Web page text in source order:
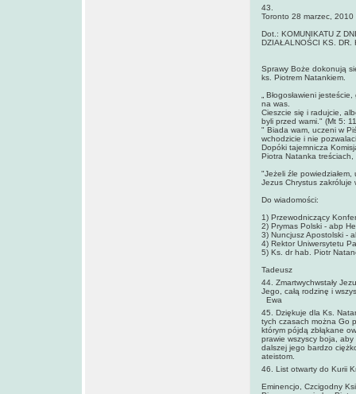
43.
Toronto 28 marzec, 2010
Dot.: KOMUNIKATU Z
DZIAŁALNOŚCI KS. DR.
Sprawy Boże dokonują
ks. Piotrem Natankiem.
„ Błogosławieni
na was.
Cieszcie się i radujcie,
byli przed wami." (Mt 5:
" Biada wam, uczeni w
wchodzicie i nie
Dopóki tajemnicza
Piotra Natanka
"Jeżeli źle
Jezus Chrystus zakróluje
Do wiadomości:
1) Przewodniczący
2) Prymas Polski - abp
3) Nuncjusz Apostolski -
4) Rektor Uniwersytetu
5) Ks. dr hab. Piotr
Tadeusz
44. Zmartwychwstały
Jego, całą rodzinę i
Ewa
45. Dziękuje dla Ks.
tych czasach można Go
którym pójdą zbłąkane
prawie wszyscy boja,
dalszej jego bardzo
ateistom.
46. List otwarty do Kurii
Eminencjo, Czcigodny